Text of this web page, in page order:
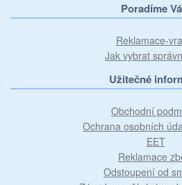
Poradíme
Reklamace-
Jak vybrat
Užitečné
Obchodní
Ochrana osobních
EET
Reklamace
Odstoupení od